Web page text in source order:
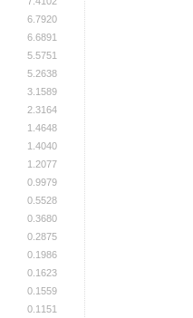
6.7920
6.6891
5.5751
5.2638
3.1589
2.3164
1.4648
1.4040
1.2077
0.9979
0.5528
0.3680
0.2875
0.1986
0.1623
0.1559
0.1151